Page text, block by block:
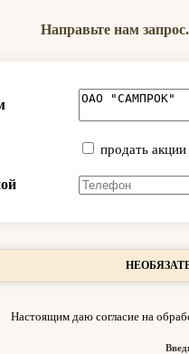
Направьте нам
продать акции
Настоящим даю согласие на